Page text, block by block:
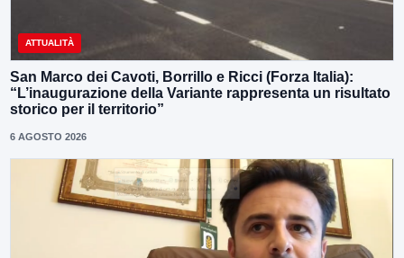
ATTUALITÀ
San Marco dei Cavoti, Borrillo e Ricci (Forza Italia):
“L’inaugurazione della Variante rappresenta un risultato
storico per il territorio”
6 AGOSTO 2026